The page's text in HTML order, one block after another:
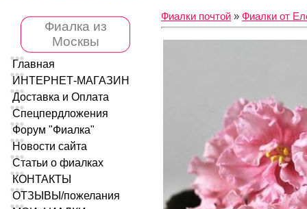
Фиалка из
Москвы
Главная
ИНТЕРНЕТ-МАГАЗИН
Доставка и Оплата
Спецпердложения
Форум "Фиалка"
Новости сайта
Статьи о фиалках
КОНТАКТЫ
ОТЗЫВЫ/пожелания
Фиалки почтой » Фиалки от